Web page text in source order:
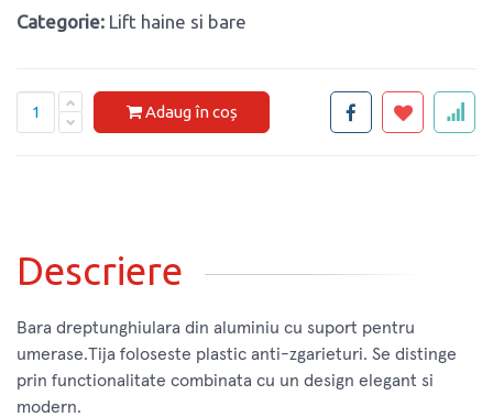
Categorie: Lift haine si bare
Adaug în coș
Descriere
Bara dreptunghiulara din aluminiu cu suport pentru
umerase.Tija foloseste plastic anti-zgarieturi. Se distinge
prin functionalitate combinata cu un design elegant si
modern.